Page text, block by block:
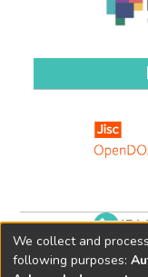
We collect and
following purposes: